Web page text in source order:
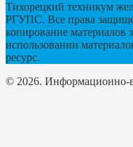
Тихорецкий техникум
РГУПС. Все права
копирование материалов
использовании
ресурс.
© 2026. Информационно-